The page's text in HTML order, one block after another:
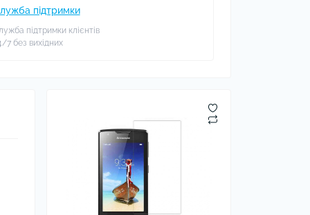
підтримки
підтримки клієнтів
7 без вихідних